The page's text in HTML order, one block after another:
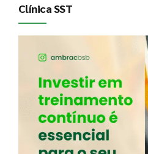
Clínica SST